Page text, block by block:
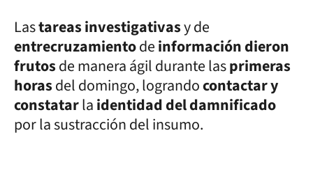
Lastareas investigativasy de
entrecruzamientodeinformación dieron
frutosde manera ágil durante lasprimeras
horasdel domingo, lograndocontactar y
constatarlaidentidad del damnificado
por la sustracción del insumo.